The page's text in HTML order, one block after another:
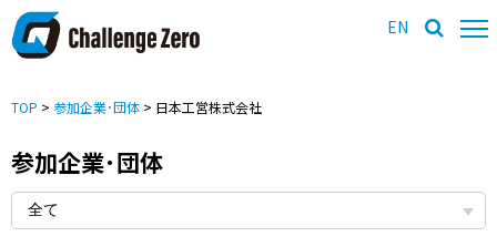
EN
TOP > 参加企業･団体 > 日本工営株式会社
参加企業･団体